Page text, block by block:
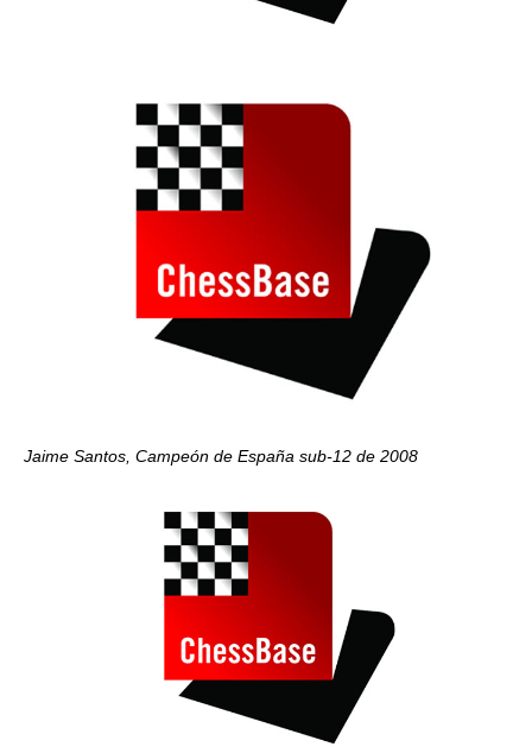
Jaime Santos, Campeón de España sub-12 de 2008